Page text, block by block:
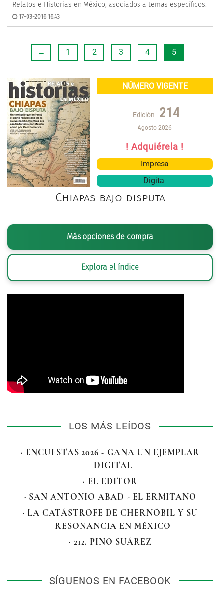
Relatos e Historias en México, asociados a temas específicos.
17-03-2016 16:43
← 1 2 3 4 5
NÚMERO VIGENTE
Edición 214
Agosto 2026
! Adquiérela !
Impresa
Digital
Chiapas bajo disputa
Más opciones de compra
Explora el índice
LOS MÁS LEÍDOS
· ENCUESTAS 2026 - GANA UN EJEMPLAR
DIGITAL
· EL EDITOR
· SAN ANTONIO ABAD - EL ERMITAÑO
· LA CATÁSTROFE DE CHERNÓBIL Y SU
RESONANCIA EN MÉXICO
· 212. PINO SUÁREZ
SÍGUENOS EN FACEBOOK